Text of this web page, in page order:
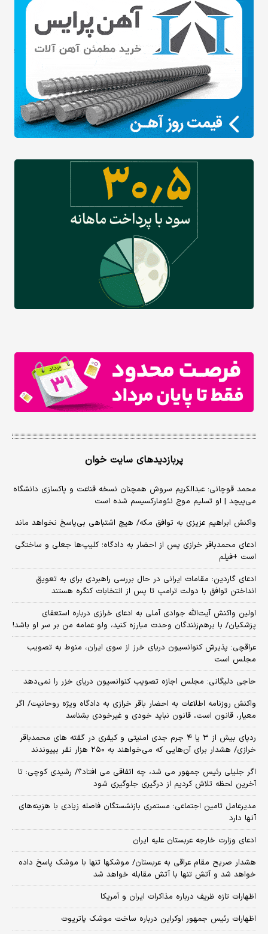
پربازدیدهای سایت خوان
محمد قوچانی: عبدالکریم سروش همچنان نسخه قناعت و پاکسازی دانشگاه
می‌پیچد | او تسلیم موج نئومارکسیسم شده است
واکنش ابراهیم عزیزی به توافق مکه/ هیچ اشتباهی بی‌پاسخ نخواهد ماند
ادعای محمدباقر خرازی پس از احضار به دادگاه؛ کلیپ‌ها جعلی و ساختگی
است +فیلم
ادعای گاردین: مقامات ایرانی در حال بررسی راهبردی برای به تعویق
انداختن توافق با دولت ترامپ تا پس از انتخابات کنگره هستند
اولین واکنش آیت‌الله جوادی آملی به ادعای خرازی درباره استعفای
پزشکیان/ با برهم‌زنندگان وحدت مبارزه کنید، ولو عمامه من بر سر او باشد!
عراقچی: پذیرش کنوانسیون دریای خرز از سوی ایران، منوط به تصویب
مجلس است
حاجی دلیگانی: مجلس اجازه تصویب کنوانسیون دریای خزر را نمی‌دهد
واکنش روزنامه اطلاعات به احضار باقر خرازی به دادگاه ویژه روحانیت/ اگر
معیار، قانون است، قانون نباید خودی و غیرخودی بشناسد
ردپای بیش از ۳ یا ۴ جرم جدی امنیتی و کیفری در گفته های محمدباقر
خرازی/ هشدار برای آن‌هایی که می‌خواهند به ۲۵۰ هزار نفر بپیوندند
اگر جلیلی رئیس جمهور می شد، چه اتفاقی می افتاد؟/ رشیدی کوچی: تا
آخرین لحظه تلاش کردیم از درگیری جلوگیری شود
مدیرعامل تامین اجتماعی: مستمری بازنشستگان فاصله زیادی با هزینه‌های
آنها دارد
ادعای وزارت خارجه عربستان علیه ایران
هشدار صریح مقام عراقی به عربستان/ موشکها تنها با موشک پاسخ داده
خواهد شد و آتش تنها با آتش مقابله خواهد شد
اظهارات تازه ظریف درباره مذاکرات ایران و آمریکا
اظهارات رئیس جمهور اوکراین درباره ساخت موشک پاتریوت